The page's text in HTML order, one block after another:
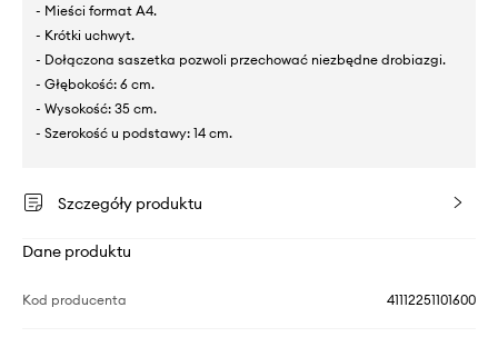
- Mieści format A4.
- Krótki uchwyt.
- Dołączona saszetka pozwoli przechować niezbędne drobiazgi.
- Głębokość: 6 cm.
- Wysokość: 35 cm.
- Szerokość u podstawy: 14 cm.
Szczegóły produktu
Dane produktu
Kod producenta 41112251101600